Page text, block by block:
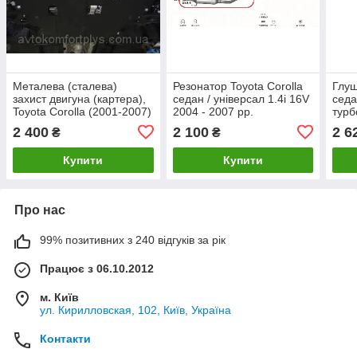
Металева (сталева)
захист двигуна (картера),
Toyota Corolla (2001-2007)
2 400 ₴
Купити
Резонатор Toyota Corolla
седан / універсал 1.4i 16V
2004 - 2007 рр.
2 100₴
Купити
2
Про нас
99% позитивних з 240 відгуків за рік
Працює з 06.10.2012
м. Київ
ул. Кирилловская, 102, Київ, Україна
Контакти